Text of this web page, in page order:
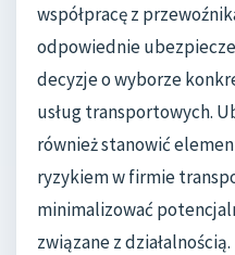
współpracę z
odpowiednie
decyzje o wyborze
usług transportowych.
również stanowić
ryzykiem w firmie
minimalizować
związane z działalnością.